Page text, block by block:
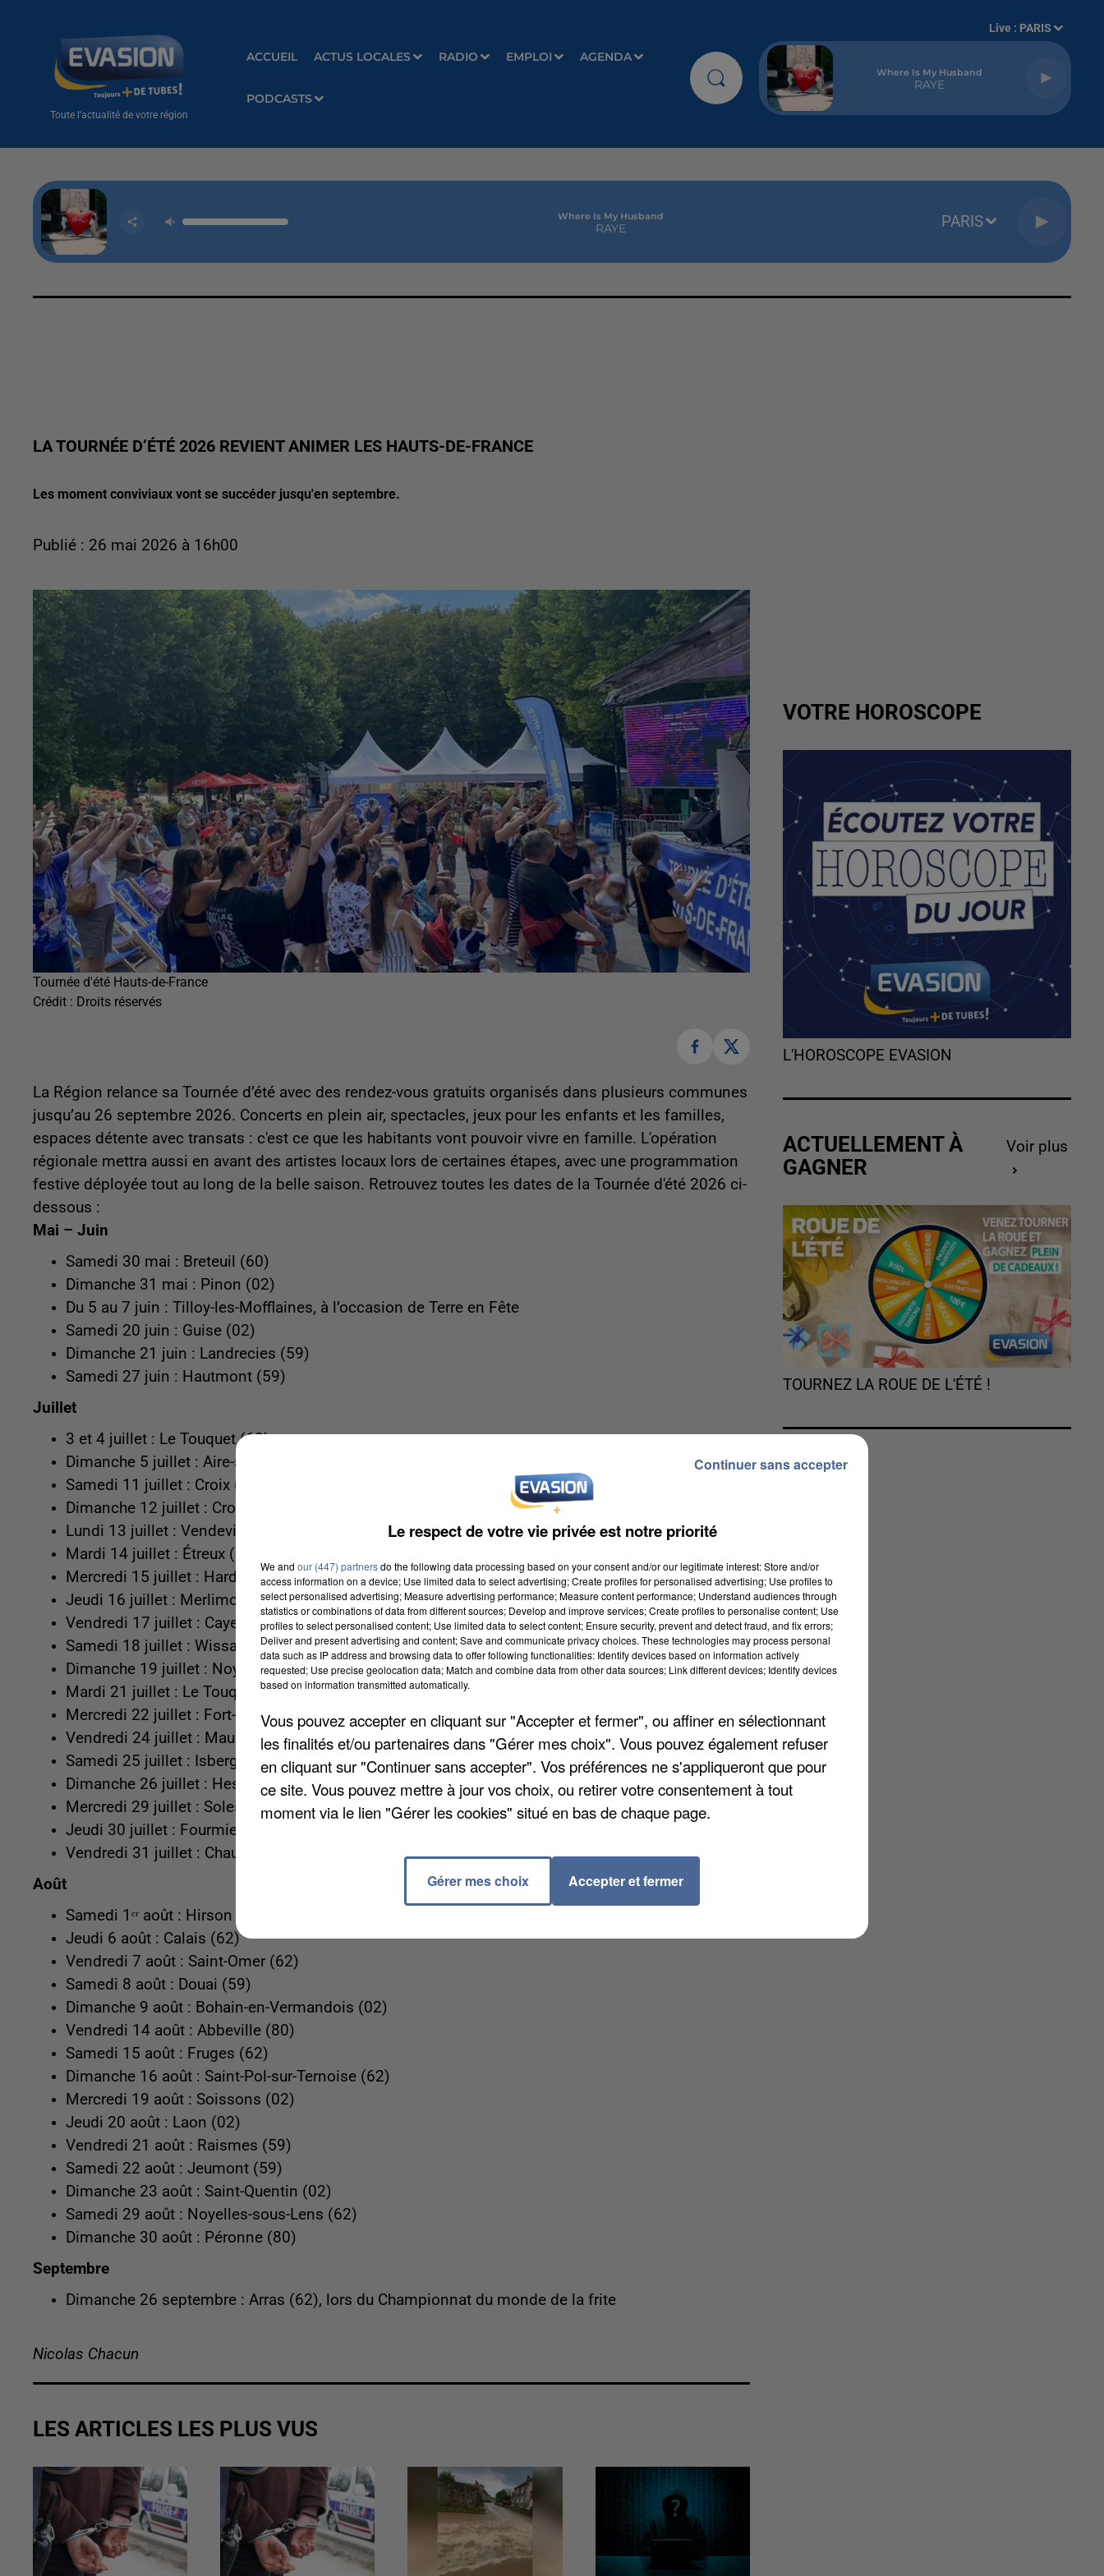
Toute l'actualité de votre région
ACCUEIL ACTUS LOCALES RADIO EMPLOI AGENDA
PODCASTS
Live : PARIS
Where Is My Husband
RAYE
Where Is My Husband
RAYE PARIS
LA TOURNÉE D’ÉTÉ 2026 REVIENT ANIMER LES HAUTS-DE-FRANCE
Les moment conviviaux vont se succéder jusqu'en septembre.
Publié : 26 mai 2026 à 16h00
Tournée d'été Hauts-de-France
Crédit : Droits réservés
La Région relance sa Tournée d’été avec des rendez-vous gratuits organisés dans plusieurs communes
jusqu’au 26 septembre 2026. Concerts en plein air, spectacles, jeux pour les enfants et les familles,
espaces détente avec transats : c'est ce que les habitants vont pouvoir vivre en famille. L'opération
régionale mettra aussi en avant des artistes locaux lors de certaines étapes, avec une programmation
festive déployée tout au long de la belle saison. Retrouvez toutes les dates de la Tournée d'été 2026 ci-
dessous :
Mai – Juin
Samedi 30 mai : Breteuil (60)
Dimanche 31 mai : Pinon (02)
Du 5 au 7 juin : Tilloy-les-Mofflaines, à l’occasion de Terre en Fête
Samedi 20 juin : Guise (02)
Dimanche 21 juin : Landrecies (59)
Samedi 27 juin : Hautmont (59)
Juillet
3 et 4 juillet : Le Touquet (62)
Dimanche 5 juillet : Aire-sur-la-Lys (62) (à confirmer)
Samedi 11 juillet : Croix (59)
Dimanche 12 juillet : Croisilles (62)
Lundi 13 juillet : Vendeville (59)
Mardi 14 juillet : Étreux (02)
Mercredi 15 juillet : Hardelot (62)
Jeudi 16 juillet : Merlimont (62)
Vendredi 17 juillet : Cayeux-sur-Mer (80)
Samedi 18 juillet : Wissant (62)
Dimanche 19 juillet : Noyelles-Godault (62)
Mardi 21 juillet : Le Touquet (62)
Mercredi 22 juillet : Fort-Mahon (80)
Vendredi 24 juillet : Maubeuge (59)
Samedi 25 juillet : Isbergues (62)
Dimanche 26 juillet : Hesdin (62)
Mercredi 29 juillet : Solesmes (59)
Jeudi 30 juillet : Fourmies (59)
Vendredi 31 juillet : Chauny (02)
Août
Samedi 1ᵉʳ août : Hirson (02)
Jeudi 6 août : Calais (62)
Vendredi 7 août : Saint-Omer (62)
Samedi 8 août : Douai (59)
Dimanche 9 août : Bohain-en-Vermandois (02)
Vendredi 14 août : Abbeville (80)
Samedi 15 août : Fruges (62)
Dimanche 16 août : Saint-Pol-sur-Ternoise (62)
Mercredi 19 août : Soissons (02)
Jeudi 20 août : Laon (02)
Vendredi 21 août : Raismes (59)
Samedi 22 août : Jeumont (59)
Dimanche 23 août : Saint-Quentin (02)
Samedi 29 août : Noyelles-sous-Lens (62)
Dimanche 30 août : Péronne (80)
Septembre
Dimanche 26 septembre : Arras (62), lors du Championnat du monde de la frite
Nicolas Chacun
LES ARTICLES LES PLUS VUS
VOTRE HOROSCOPE
L'HOROSCOPE EVASION
ACTUELLEMENT À
GAGNER
Voir plus
TOURNEZ LA ROUE DE L'ÉTÉ !
Le respect de votre vie privée est notre priorité
We and our (447) partnersdo the following data processing based on your consent and/or our legitimate interest: Store and/or
access information on a device; Use limited data to select advertising; Create profiles for personalised advertising; Use profiles to
select personalised advertising; Measure advertising performance; Measure content performance; Understand audiences through
statistics or combinations of data from different sources; Develop and improve services; Create profiles to personalise content; Use
profiles to select personalised content; Use limited data to select content; Ensure security, prevent and detect fraud, and fix errors;
Deliver and present advertising and content; Save and communicate privacy choices. These technologies may process personal
data such as IP address and browsing data to offer following functionalities: Identify devices based on information actively
requested; Use precise geolocation data; Match and combine data from other data sources; Link different devices; Identify devices
based on information transmitted automatically.
Vous pouvez accepter en cliquant sur "Accepter et fermer", ou affiner en sélectionnant
les finalités et/ou partenaires dans "Gérer mes choix". Vous pouvez également refuser
en cliquant sur "Continuer sans accepter". Vos préférences ne s'appliqueront que pour
ce site. Vous pouvez mettre à jour vos choix, ou retirer votre consentement à tout
moment via le lien "Gérer les cookies" situé en bas de chaque page.
Gérer mes choix Accepter et fermer
Continuer sans accepter